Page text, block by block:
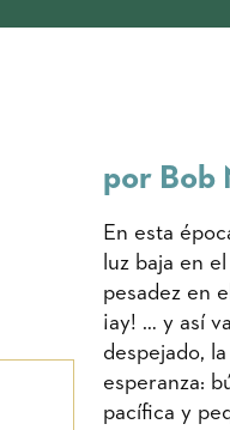
por Bob
En esta
luz baja en
pesadez en
¡ay! … y así
despejado,
esperanza:
pacífica y